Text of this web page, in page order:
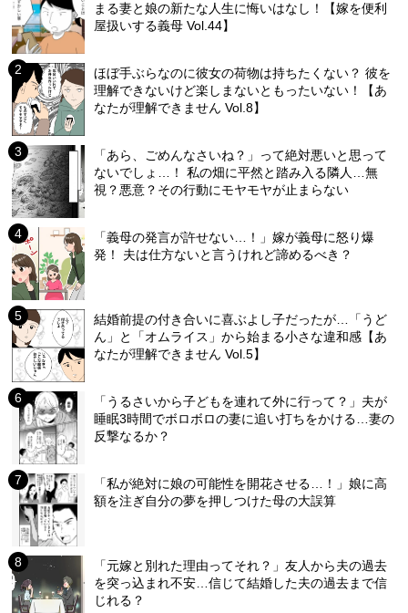
まる妻と娘の新たな人生に悔いはなし！【嫁を便利
屋扱いする義母 Vol.44】
ほぼ手ぶらなのに彼女の荷物は持ちたくない？ 彼を
理解できないけど楽しまないともったいない！【あ
なたが理解できません Vol.8】
「あら、ごめんなさいね？」って絶対悪いと思って
ないでしょ…！ 私の畑に平然と踏み入る隣人…無
視？悪意？その行動にモヤモヤが止まらない
「義母の発言が許せない…！」嫁が義母に怒り爆
発！ 夫は仕方ないと言うけれど諦めるべき？
結婚前提の付き合いに喜ぶよし子だったが…「うど
ん」と「オムライス」から始まる小さな違和感【あ
なたが理解できません Vol.5】
「うるさいから子どもを連れて外に行って？」夫が
睡眠3時間でボロボロの妻に追い打ちをかける…妻の
反撃なるか？
「私が絶対に娘の可能性を開花させる…！」娘に高
額を注ぎ自分の夢を押しつけた母の大誤算
「元嫁と別れた理由ってそれ？」友人から夫の過去
を突っ込まれ不安…信じて結婚した夫の過去まで信
じれる？